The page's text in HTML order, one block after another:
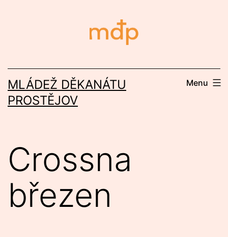
MLÁDEŽ DĚKANÁTU
PROSTĚJOV
Menu
Crossna
březen